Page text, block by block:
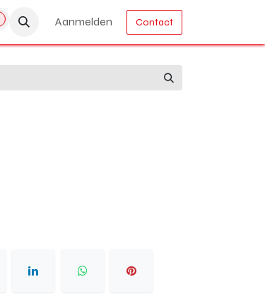
Aanmelden Contact